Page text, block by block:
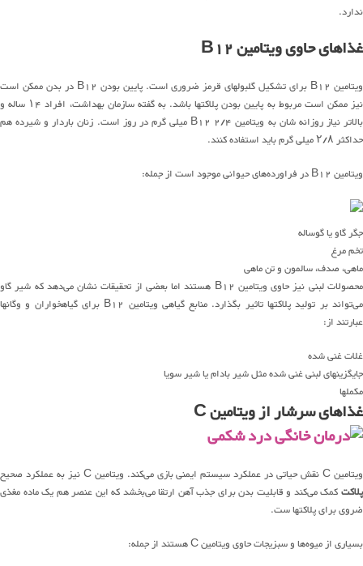
ندارد.
غذاهای حاوی ویتامین B12
ویتامین B12 برای تشکیل گلبولهای قرمز ضروری است. پایین بودن B12 در بدن ممکن است
نیز ممکن است مربوط به پایین بودن پلاکتها باشد. به گفته سازمان بهداشت، افراد ۱۴ ساله و
بالاتر نیاز روزانه شان به ویتامین B12 2/4 میلی گرم در روز است. زنان باردار و شیرده هم
حداکثر ۲/۸ میلی گرم باید استفاده کنند.
ویتامین B12 در فراورده‌های حیوانی موجود است از جمله:
جگر گاو یا گوساله
تخم مرغ
ماهی، صدف، سالمون و تن ماهی
محصولات لبنی نیز حاوی ویتامین B12 هستند اما بعضی از تحقیقات نشان می‌دهد که شیر گاو
می‌تواند بر تولید پلاکتها تاثیر بگذارد. منابع گیاهی ویتامین B12 برای گیاهخواران و وگانها
عبارتند از:
غلات غنی شده
جایگزینهای لبنی غنی شده مثل شیر بادام یا شیر سویا
مکملها
غذاهای سرشار از ویتامین C
ویتامین C نقش حیاتی در عملکرد سیستم ایمنی بازی می‌کند. ویتامین C نیز به عملکرد صحیح
پلاکتکمک می‌کند و قابلیت بدن برای جذب آهن ارتقا می‌بخشد که این عنصر هم یک ماده مغذی
ضروی برای پلاکتها ست.
بسیاری از میوه‌ها و سبزیجات حاوی ویتامین C هستند از جمله: